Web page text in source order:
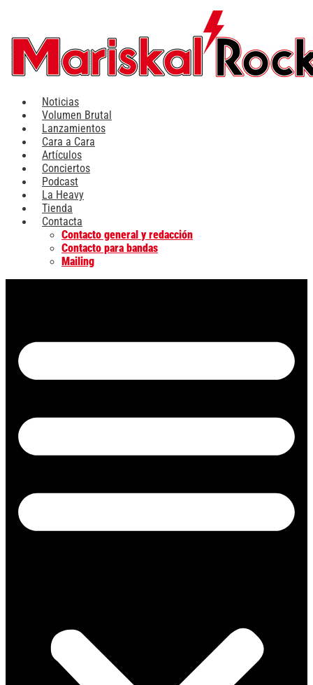
contenido
Noticias
Volumen Brutal
Lanzamientos
Cara a Cara
Artículos
Conciertos
Podcast
La Heavy
Tienda
Contacta
Contacto general y redacción
Contacto para bandas
Mailing